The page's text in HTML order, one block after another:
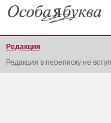
Редакция
Редакция в переписку не